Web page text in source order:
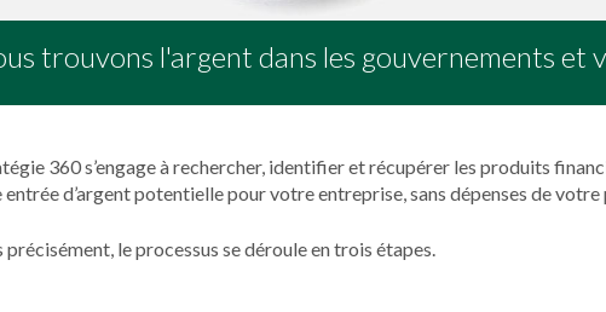
trouvons l'argent dans les gouvernements et
360 s’engage à rechercher, identifier et récupérer les produits
entrée d’argent potentielle pour votre entreprise, sans dépenses de
précisément, le processus se déroule en trois étapes.